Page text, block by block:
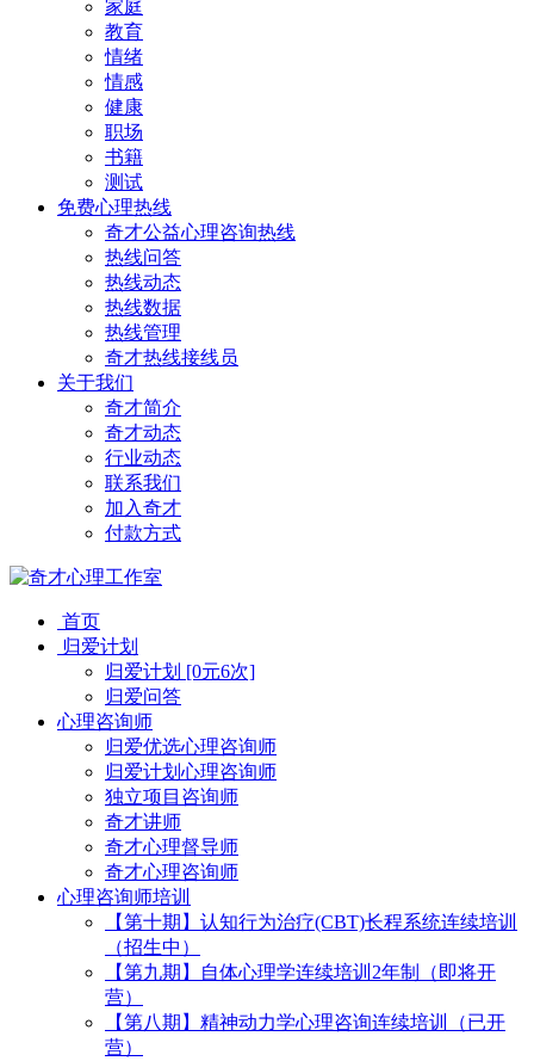
家庭
教育
情绪
情感
健康
职场
书籍
测试
免费心理热线
奇才公益心理咨询热线
热线问答
热线动态
热线数据
热线管理
奇才热线接线员
关于我们
奇才简介
奇才动态
行业动态
联系我们
加入奇才
付款方式
首页
归爱计划
归爱计划 [0元6次]
归爱问答
心理咨询师
归爱优选心理咨询师
归爱计划心理咨询师
独立项目咨询师
奇才讲师
奇才心理督导师
奇才心理咨询师
心理咨询师培训
【第十期】认知行为治疗(CBT)长程系统连续培训
（招生中）
【第九期】自体心理学连续培训2年制（即将开
营）
【第八期】精神动力学心理咨询连续培训（已开
营）